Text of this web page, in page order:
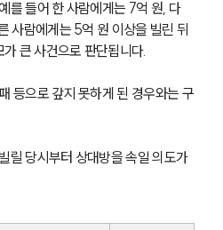
를 들어 한 사람에게는 7억 원, 다
사람에게는 5억 원 이상을 빌린 뒤
큰 사건으로 판단됩니다.
등으로 갚지 못하게 된 경우와는 구
릴 당시부터 상대방을 속일 의도가